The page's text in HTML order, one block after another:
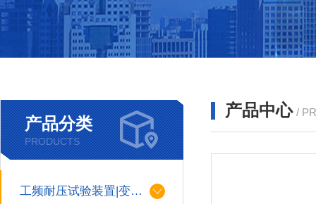
产品分类
PRODUCTS
工频耐压试验装置|变压器
产品中心 /